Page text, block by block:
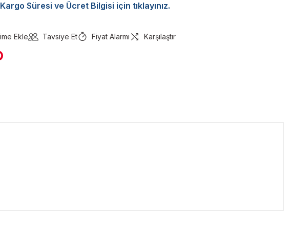
Kargo Süresi ve Ücret Bilgisi için tıklayınız.
Tavsiye Et Fiyat Alarmı Karşılaştır